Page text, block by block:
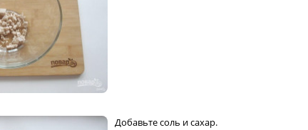
Добавьте соль и сахар.